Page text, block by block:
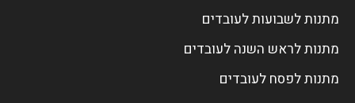
מתנות לשבועות לעובדים
מתנות לראש השנה לעובדים
מתנות לפסח לעובדים